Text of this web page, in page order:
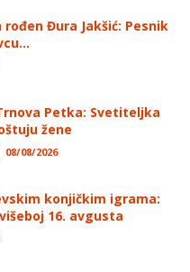
rođen Đura Jakšić: Pesnik
Petka: Svetiteljka
žene
08/08/2026
konjičkim igrama:
16. avgusta